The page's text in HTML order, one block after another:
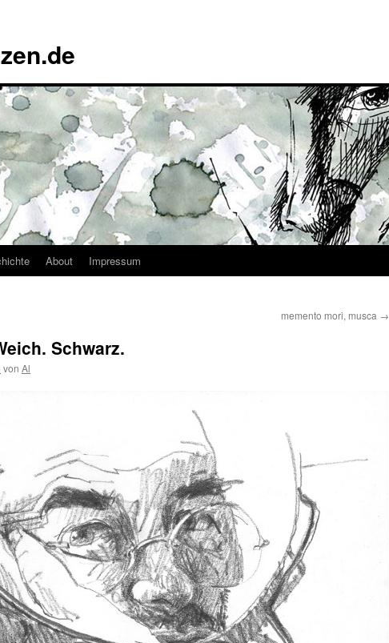
About Impressum
memento mori, musca →
Schwarz.
von Al